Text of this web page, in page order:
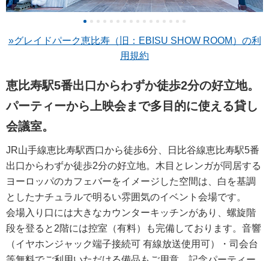
»グレイドパーク恵比寿（旧：EBISU SHOW ROOM）の利
用規約
恵比寿駅5番出口からわずか徒歩2分の好立地。
パーティーから上映会まで多目的に使える貸し
会議室。
JR山手線恵比寿駅西口から徒歩6分、日比谷線恵比寿駅5番
出口からわずか徒歩2分の好立地。木目とレンガが同居する
ヨーロッパのカフェバーをイメージした空間は、白を基調
としたナチュラルで明るい雰囲気のイベント会場です。
会場入り口には大きなカウンターキッチンがあり、螺旋階
段を登ると2階には控室（有料）も完備しております。音響
（イヤホンジャック端子接続可 有線放送使用可）・司会台